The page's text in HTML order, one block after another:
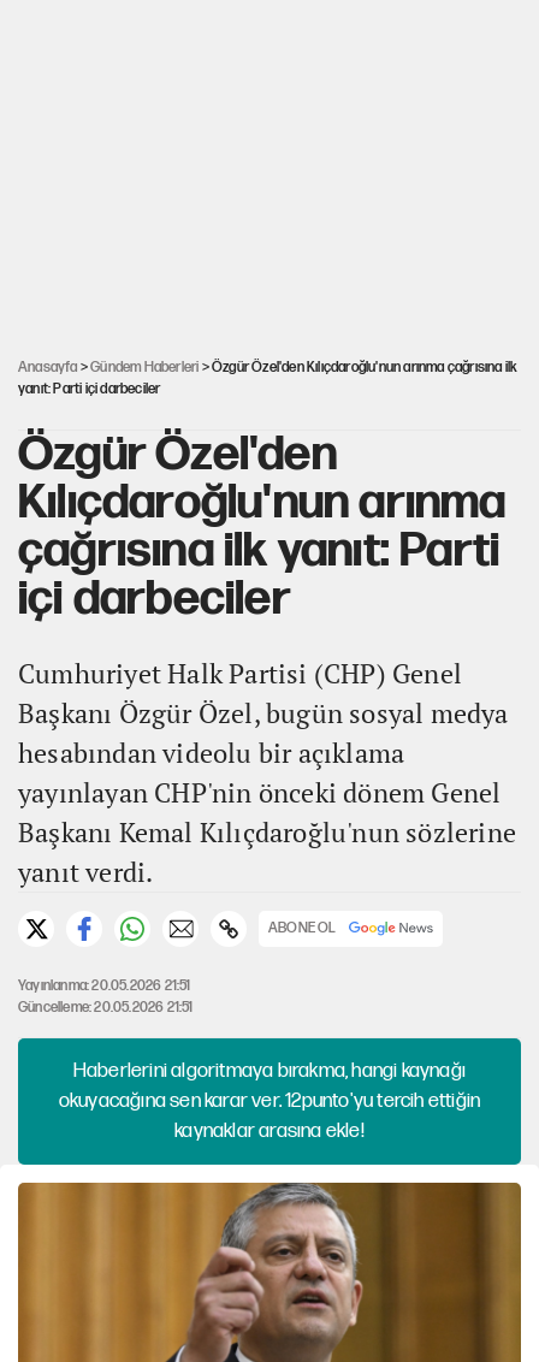
Anasayfa >Gündem Haberleri > Özgür Özel'den Kılıçdaroğlu'nun arınma çağrısına ilk
yanıt: Parti içi darbeciler
Özgür Özel'den
Kılıçdaroğlu'nun arınma
çağrısına ilk yanıt: Parti
içi darbeciler
Cumhuriyet Halk Partisi (CHP) Genel
Başkanı Özgür Özel, bugün sosyal medya
hesabından videolu bir açıklama
yayınlayan CHP'nin önceki dönem Genel
Başkanı Kemal Kılıçdaroğlu'nun sözlerine
yanıt verdi.
ABONE OL
Yayınlanma: 20.05.2026 21:51
Güncelleme: 20.05.2026 21:51
Haberlerini algoritmaya bırakma, hangi kaynağı
okuyacağına sen karar ver. 12punto'yu tercih ettiğin
kaynaklar arasına ekle!